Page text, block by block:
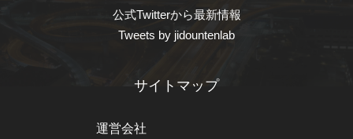
公式Twitterから最新情報
Tweets by jidountenlab
サイトマップ
運営会社